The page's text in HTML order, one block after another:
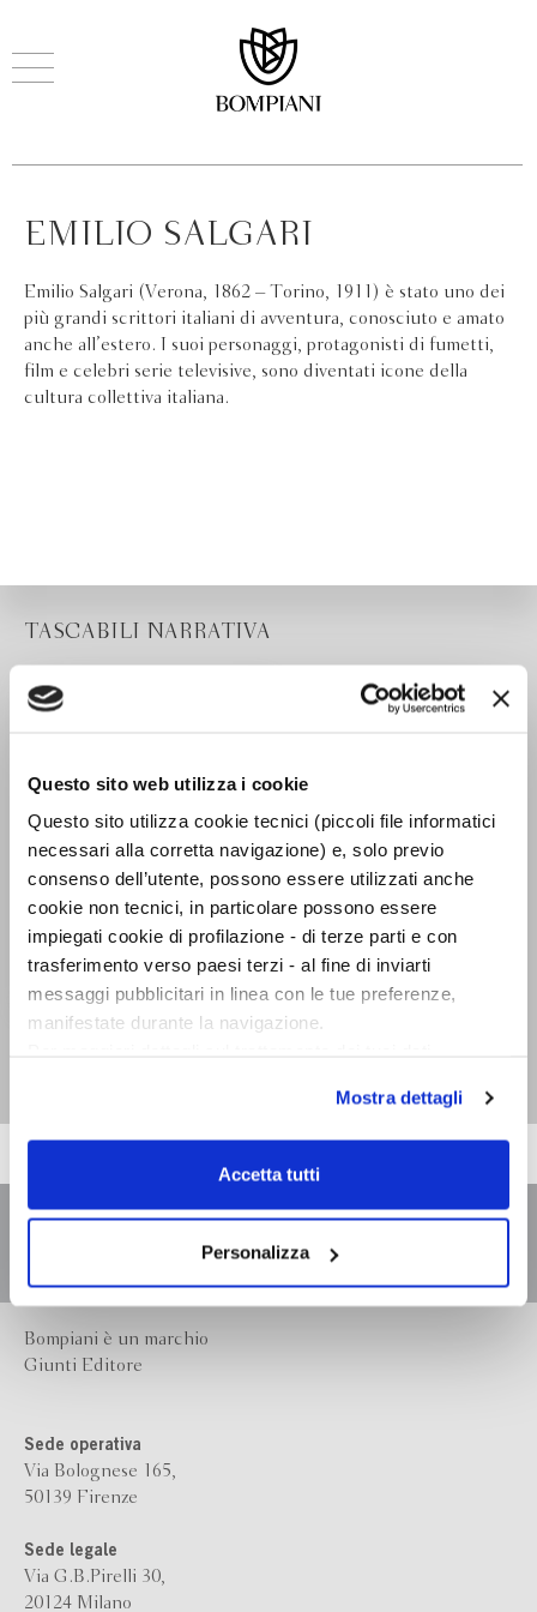
Questo sito web utilizza i cookie
Questo sito utilizza cookie tecnici (piccoli file informatici
necessari alla corretta navigazione) e, solo previo
consenso dell’utente, possono essere utilizzati anche
cookie non tecnici, in particolare possono essere
impiegati cookie di profilazione - di terze parti e con
trasferimento verso paesi terzi - al fine di inviarti
messaggi pubblicitari in linea con le tue preferenze,
manifestate durante la navigazione.
scelte privacy sui cookie, ti invitiamo a prendere visione
dell’informativa cookie.
Chiudendo il banner tramite la “X” prosegui la
dei soli cookie tecnici. Selezionando “Accetta tutti” presti
il tuo consenso alla profilazione che potrai revocare in
ogni momentoRevoca
Mostra dettagli
Accetta tutti
Personalizza
EMILIO SALGARI
Emilio Salgari (Verona, 1862 – Torino, 1911) è stato uno dei
più grandi scrittori italiani di avventura, conosciuto e amato
anche all’estero. I suoi personaggi, protagonisti di fumetti,
film e celebri serie televisive, sono diventati icone della
cultura collettiva italiana.
TASCABILI NARRATIVA
Lo stagno dei caimani
Bompiani è un marchio
Giunti Editore
Sede operativa
Via Bolognese 165,
50139 Firenze
Sede legale
Via G.B.Pirelli 30,
20124 Milano